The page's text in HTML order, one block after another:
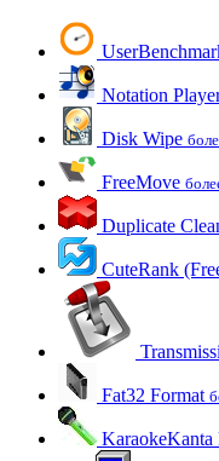
Notation
Disk Wipe
FreeMove
Duplicate
CuteRank
Fat32 Format
KaraokeKanta